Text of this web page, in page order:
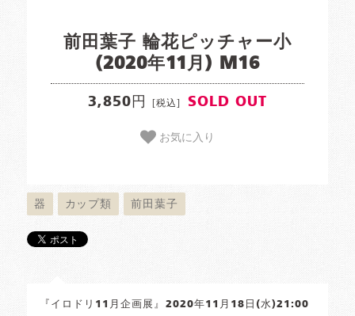
前田葉子 輪花ピッチャー小
(2020年11月) M16
3,850円 [税込] SOLD OUT
お気に入り
器 カップ類 前田葉子
『イロドリ11月企画展』2020年11月18日(水)21:00